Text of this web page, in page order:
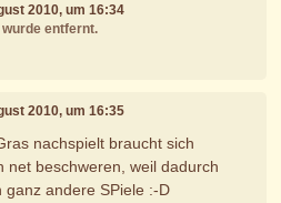
2010, um 16:34
entfernt.
2010, um 16:35
nachspielt braucht sich
net beschweren, weil dadurch
ganz andere SPiele :-D